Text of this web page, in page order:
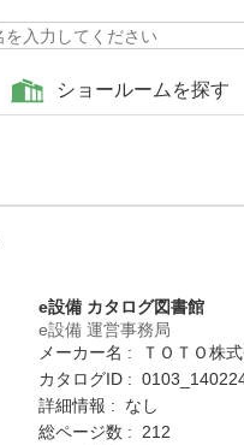
ショールームを探す
e設備 カタログ図書館
e設備 運営事務局
メーカー名 : ＴＯＴＯ株
カタログID :
詳細情報 : なし
総ページ数 : 212